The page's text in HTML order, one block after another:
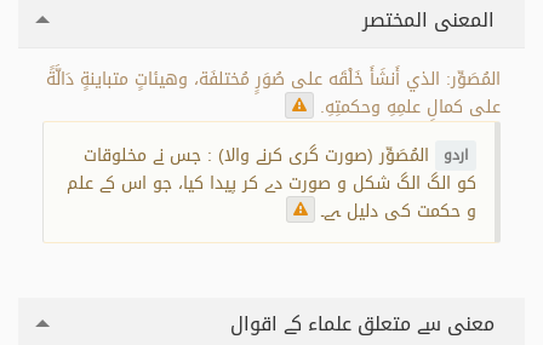
المعنى المختصر
المُصَوِّر: الذي أَنشَأَ خَلْقَه على صُوَرٍ مُختلفَة، وهيئاتٍ متباينةٍ دَالَّةً
على كمالِ علمِهِ وحكمتِهِ.
اردو
المُصَوِّر (صورت گری کرنے والا) : جس نے مخلوقات
کو الگ الگ شکل و صورت دے کر پیدا کیا، جو اس کے علم
و حکمت کی دلیل ہے۔
معنی سے متعلق علماء کے اقوال